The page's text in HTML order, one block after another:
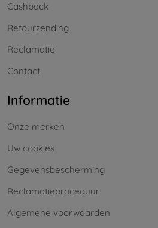
Cashback
Retourzending
Reclamatie
Contact
Informatie
Onze merken
Uw cookies
Gegevensbescherming
Reclamatieproceduur
Algemene voorwaarden